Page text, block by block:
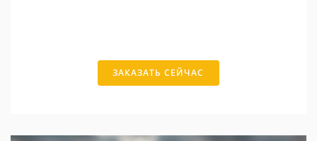
ЗАКАЗАТЬ СЕЙЧАС